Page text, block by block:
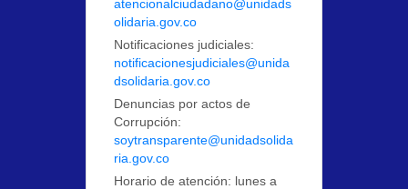
atencionalciudadano@unidads
olidaria.gov.co
Notificaciones judiciales:
notificacionesjudiciales@unida
dsolidaria.gov.co
Denuncias por actos de
Corrupción:
soytransparente@unidadsolida
ria.gov.co
Horario de atención: lunes a